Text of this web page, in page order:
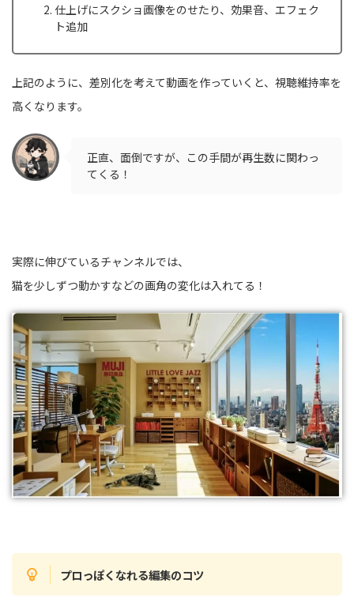
仕上げにスクショ画像をのせたり、効果音、エフェク
ト追加
上記のように、差別化を考えて動画を作っていくと、視聴維持率を
高くなります。
正直、面倒ですが、この手間が再生数に関わっ
てくる！
実際に伸びているチャンネルでは、
猫を少しずつ動かすなどの画角の変化は入れてる！
プロっぽくなれる編集のコツ